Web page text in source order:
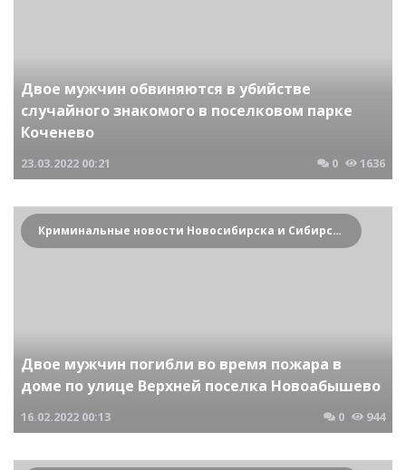
Двое мужчин обвиняются в убийстве
случайного знакомого в поселковом парке
Коченево
23.03.2022 00:21 0 1636
Криминальные новости Новосибирска и Сибирского региона
Двое мужчин погибли во время пожара в
доме по улице Верхней поселка Новоабышево
16.02.2022 00:13 0 944